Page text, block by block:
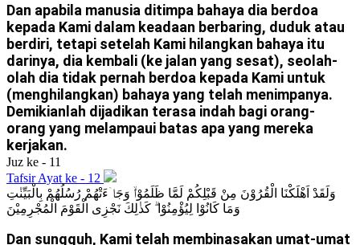
Dan apabila manusia ditimpa bahaya dia berdoa
kepada Kami dalam keadaan berbaring, duduk atau
berdiri, tetapi setelah Kami hilangkan bahaya itu
darinya, dia kembali (ke jalan yang sesat), seolah-
olah dia tidak pernah berdoa kepada Kami untuk
(menghilangkan) bahaya yang telah menimpanya.
Demikianlah dijadikan terasa indah bagi orang-
orang yang melampaui batas apa yang mereka
kerjakan.
Juz ke - 11
Tafsir Ayat ke - 12
وَلَقَدْ اَهْلَكْنَا الْقُرُوْنَ مِنْ قَبْلِكُمْ لَمَّا ظَلَمُوْاۙ وَجَاۤءَتْهُمْ رُسُلُهُمْ بِالْبَيِّنٰتِ
وَمَا كَانُوْا لِيُؤْمِنُوْا ۗ كَذٰلِكَ نَجْزِى الْقَوْمَ الْمُجْرِمِيْنَ
Dan sungguh, Kami telah membinasakan umat-umat